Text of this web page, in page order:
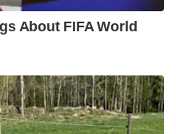
About FIFA World